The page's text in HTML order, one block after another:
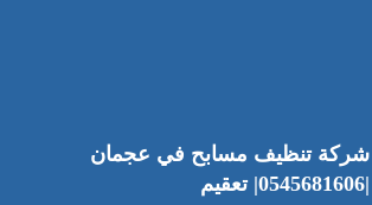
شركة تنظيف مسابح في عجمان
|0545681606| تعقيم